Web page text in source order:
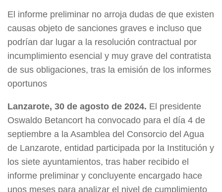
El informe preliminar no arroja dudas de que existen
causas objeto de sanciones graves e incluso que
podrían dar lugar a la resolución contractual por
incumplimiento esencial y muy grave del contratista
de sus obligaciones, tras la emisión de los informes
oportunos
Lanzarote, 30 de agosto de 2024. El presidente
Oswaldo Betancort ha convocado para el día 4 de
septiembre a la Asamblea del Consorcio del Agua
de Lanzarote, entidad participada por la Institución y
los siete ayuntamientos, tras haber recibido el
informe preliminar y concluyente encargado hace
unos meses para analizar el nivel de cumplimiento